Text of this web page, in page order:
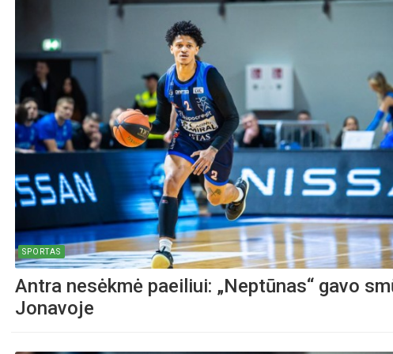
SPORTAS
Antra nesėkmė paeiliui: „Neptūnas“ gavo
Jonavoje